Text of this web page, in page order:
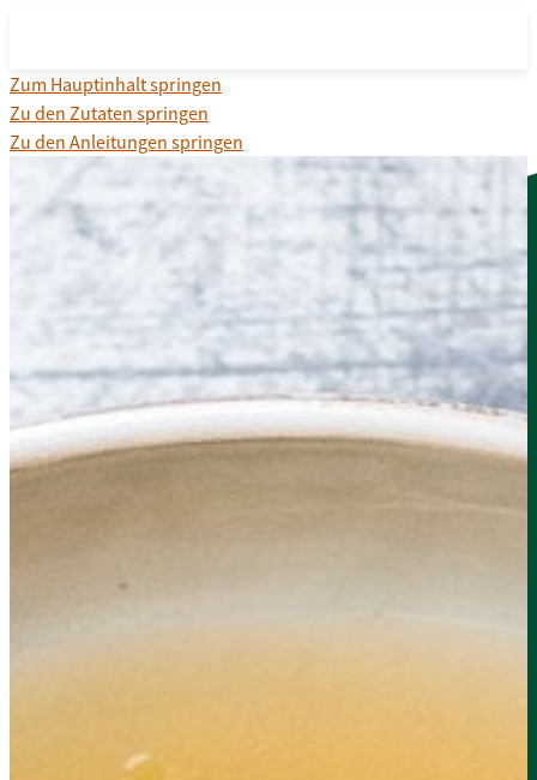
Zum Hauptinhalt springen
Zu den Zutaten springen
Zu den Anleitungen springen